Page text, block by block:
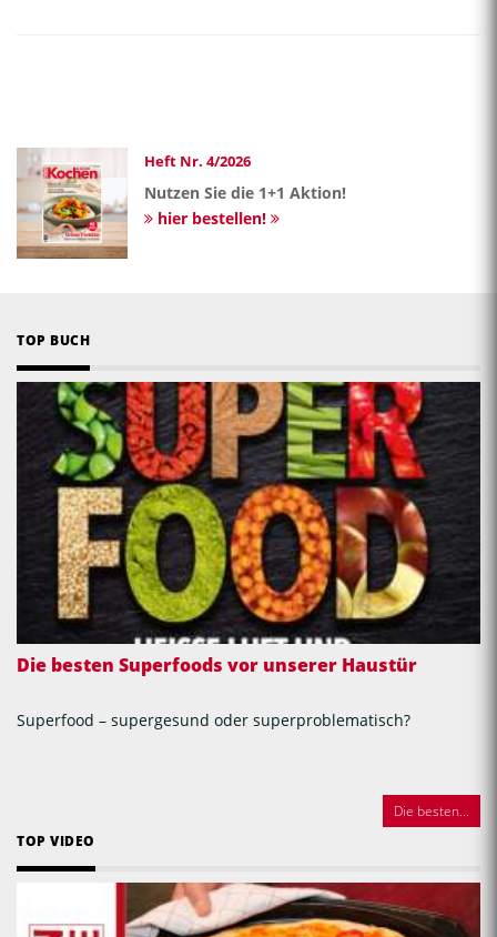
Heft Nr. 4/2026
Nutzen Sie die 1+1 Aktion!
hier bestellen!
TOP BUCH
Die besten Superfoods vor unserer Haustür
Superfood – supergesund oder superproblematisch?
Die besten...
TOP VIDEO